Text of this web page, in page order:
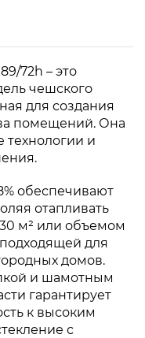
72h – это
чешского
для создания
помещений. Она
технологии и
обеспечивают
отапливать
м² или объемом
подходящей для
домов.
и шамотным
гарантирует
к высоким
с